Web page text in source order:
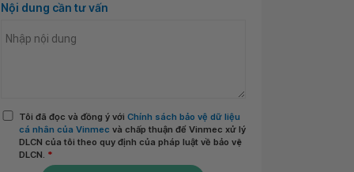
Nội dung cần tư vấn
Tôi đã đọc và đồng ý với Chính sách bảo vệ dữ liệu
cá nhân của Vinmec và chấp thuận để Vinmec xử lý
DLCN của tôi theo quy định của pháp luật về bảo vệ
DLCN. *